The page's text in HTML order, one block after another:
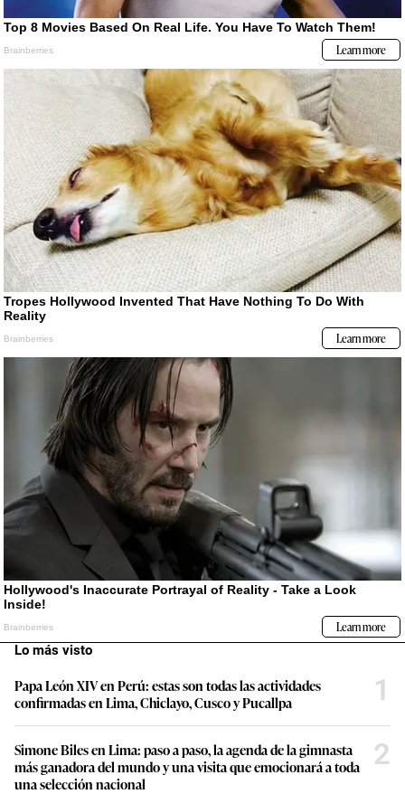
Lo más visto
Papa León XIV en Perú: estas son todas las actividades
confirmadas en Lima, Chiclayo, Cusco y Pucallpa
1
Simone Biles en Lima: paso a paso, la agenda de la gimnasta
más ganadora del mundo y una visita que emocionará a toda
una selección nacional
2